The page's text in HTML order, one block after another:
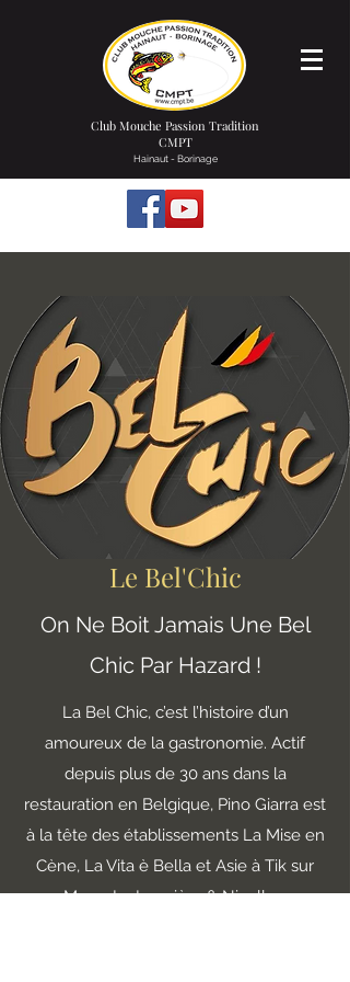
Club Mouche Passion Tradition
CMPT
Hainaut - Borinage
Le Bel'Chic
On Ne Boit Jamais Une Bel
Chic Par Hazard !
La Bel Chic, c’est l’histoire d’un
amoureux de la gastronomie. Actif
depuis plus de 30 ans dans la
restauration en Belgique, Pino Giarra est
à la tête des établissements La Mise en
Cène, La Vita è Bella et Asie à Tik sur
Mons, La Louvière & Nivelles.